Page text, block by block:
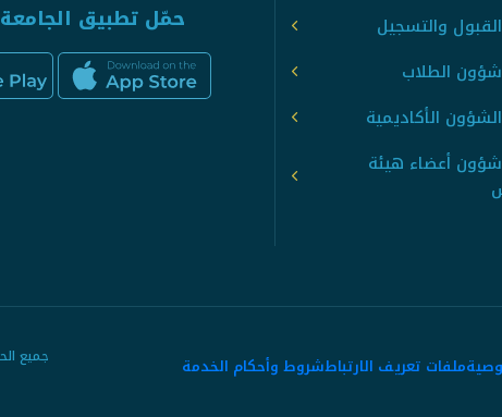
والتسجيل
الطلاب
الأكاديمية
أعضاء هيئة
حمّل تطبيق الجامعة
ملفات تعريف الارتباطشروط وأحكام الخدمة